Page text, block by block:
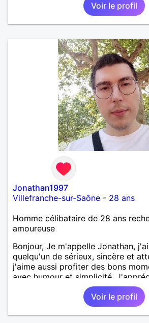
que je désir temps. Faux profil,
joyeuseté passer votre chemin,
m'intéressez pas du tout!
Voir le profil
Jonathan1997
Villefranche-sur-Saône - 28 ans
Homme célibataire de 28 ans
amoureuse
Bonjour, Je m'appelle Jonathan,
quelqu'un de sérieux, sincère et
j'aime aussi profiter des bons
avec humour et simplicité.
les découvertes, les jeux vidéo et
détente. Je suis à la recherche
authentique avec qui partager de
expériences, construire une
Voir le profil